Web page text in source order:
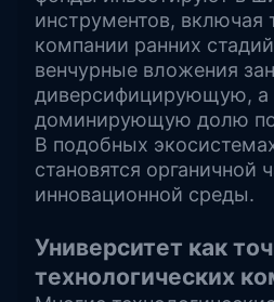
инструментов, включая
компании ранних
венчурные вложения
диверсифицирующую, а
доминирующую долю
В подобных
становятся органичной
инновационной среды.
Университет как
технологических